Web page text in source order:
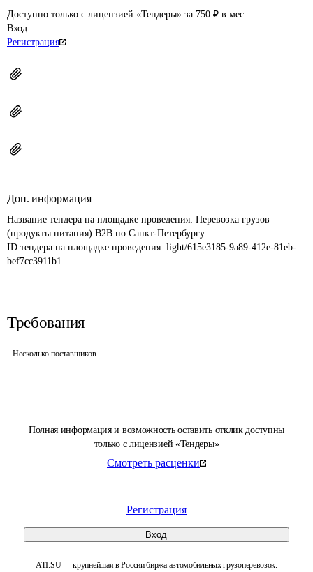
Полная информация и возможность оставить отклик доступны
только с лицензией «Тендеры»
Смотреть расценки
Регистрация
Вход
ATI.SU — крупнейшая в России биржа автомобильных грузоперевозок.
Доступно только с лицензией «Тендеры» за 750 ₽ в мес
Вход
Регистрация
Доп. информация
Название тендера на площадке проведения: Перевозка грузов
(продукты питания) B2B по Санкт-Петербургу
ID тендера на площадке проведения: light/615e3185-9a89-412e-81eb-
bef7cc3911b1
Требования
Несколько поставщиков